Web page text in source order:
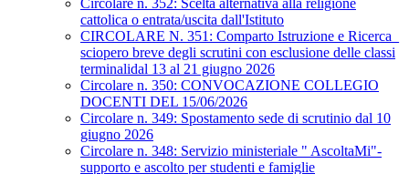
Circolare n. 352: Scelta alternativa alla religione
cattolica o entrata/uscita dall'Istituto
CIRCOLARE N. 351: Comparto Istruzione e Ricerca_
sciopero breve degli scrutini con esclusione delle classi
terminalidal 13 al 21 giugno 2026
Circolare n. 350: CONVOCAZIONE COLLEGIO
DOCENTI DEL 15/06/2026
Circolare n. 349: Spostamento sede di scrutinio dal 10
giugno 2026
Circolare n. 348: Servizio ministeriale " AscoltaMi"-
supporto e ascolto per studenti e famiglie